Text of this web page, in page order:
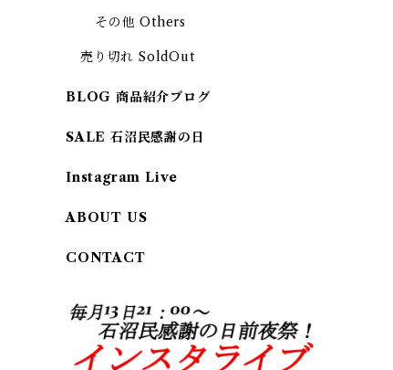
その他 Others
売り切れ SoldOut
BLOG 商品紹介ブログ
SALE 石沼民感謝の日
Instagram Live
ABOUT US
CONTACT